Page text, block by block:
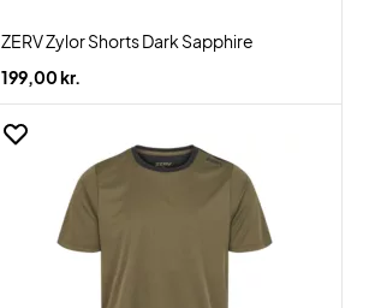
ZERV Zylor Shorts Dark Sapphire
199,00 kr.